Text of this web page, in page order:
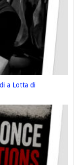
a Lotta di